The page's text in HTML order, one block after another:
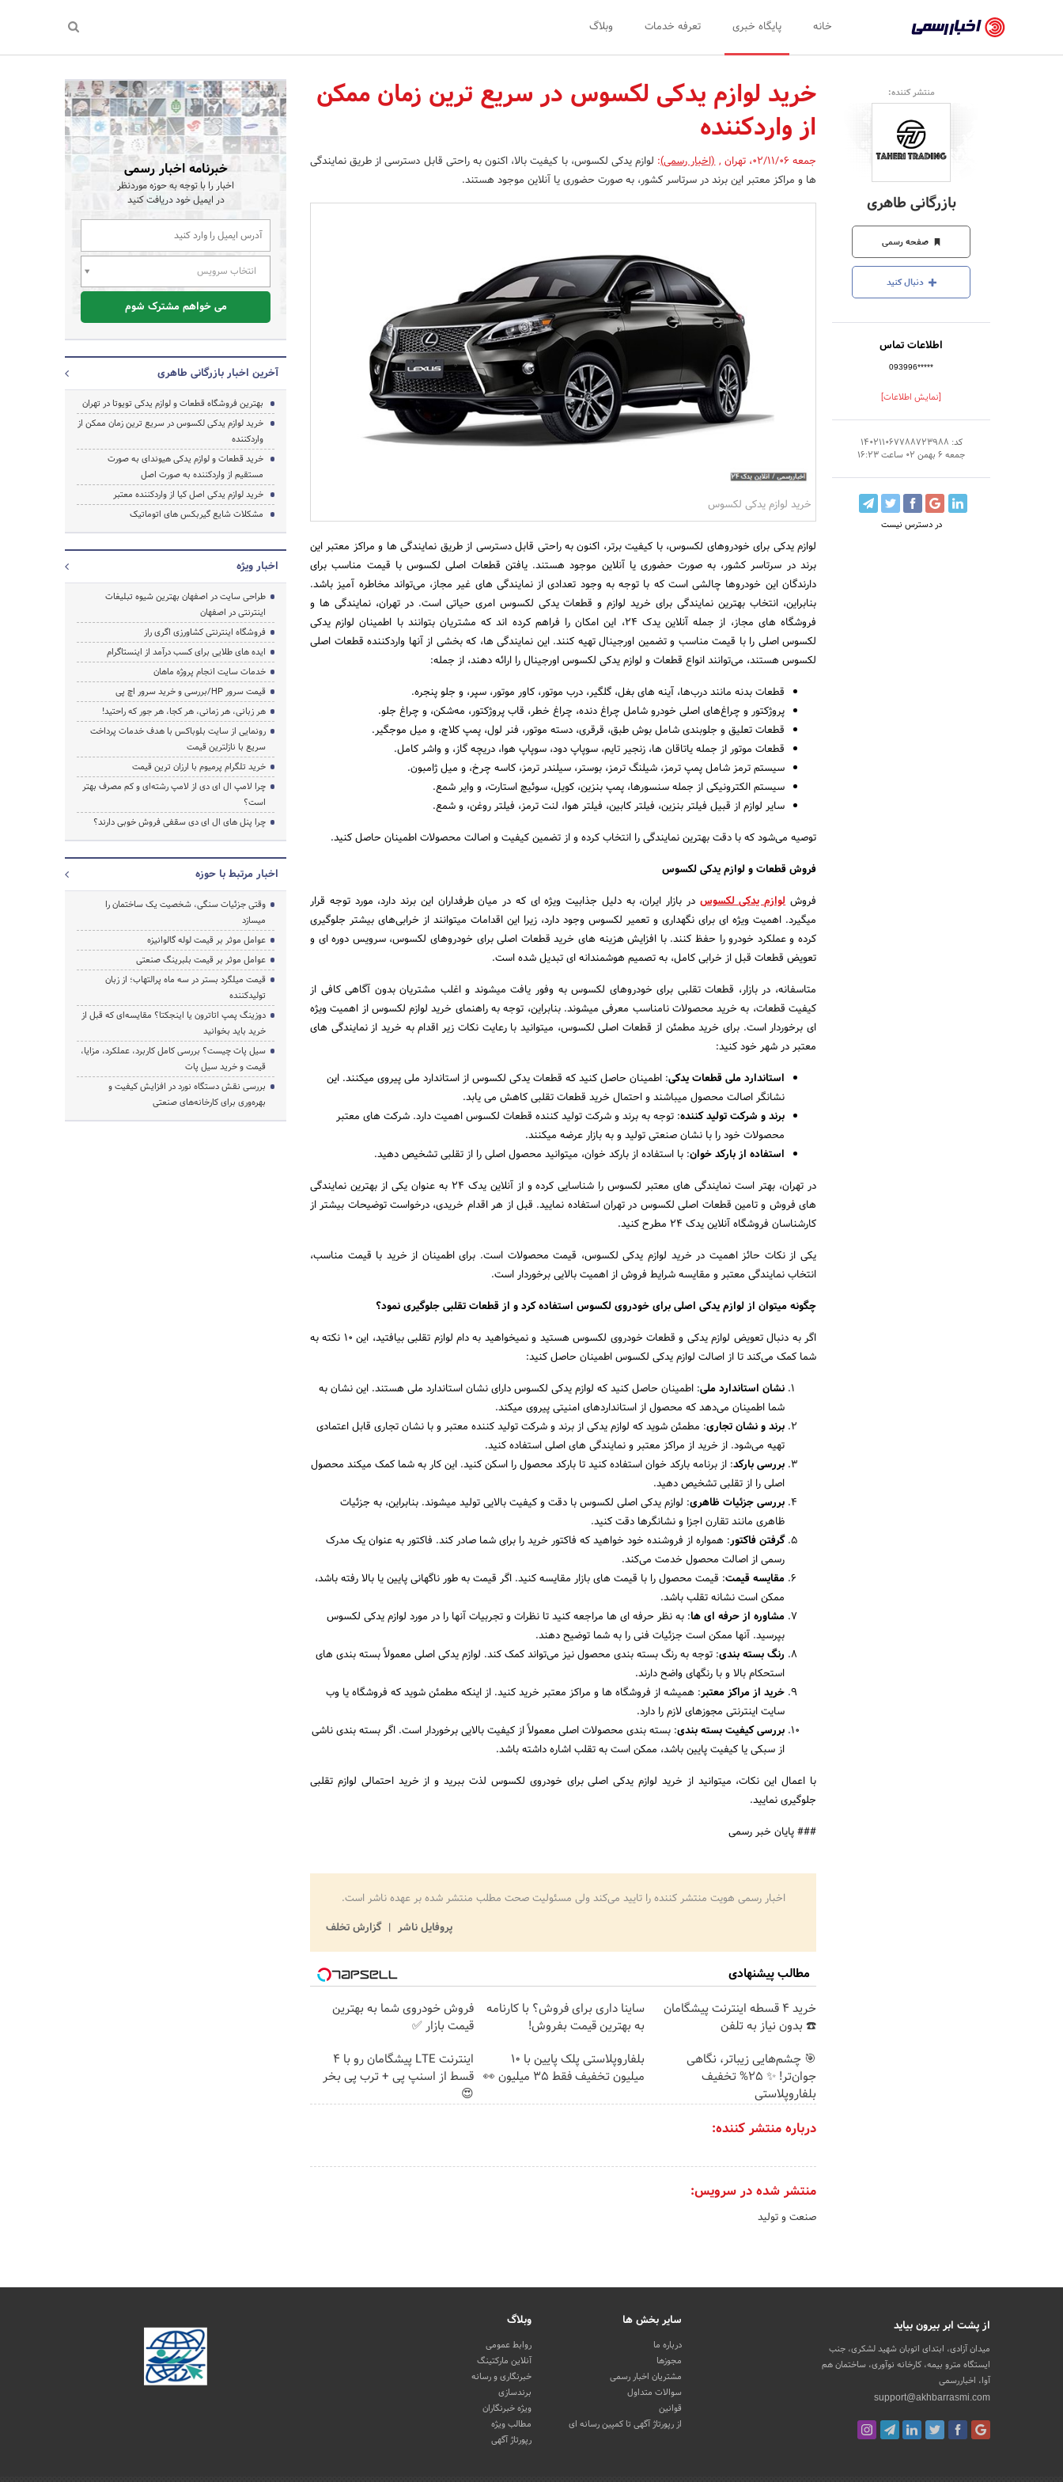
رسمی
-
اخبار
تایید
شده
شرکت‌ها،
سازمان‌ها
و
روابط
عمومی‌ها
خانه پایگاه خبری تعرفه خدمات وبلاگ
جستجو
منتشر کننده:
بازرگانی طاهری
صفحه رسمی
دنبال کنید
اطلاعات تماس
093996*****
[نمایش اطلاعات]
کد: 140211067788723988
جمعه 6 بهمن 02 ساعت 16:23
در دسترس نیست
خرید لوازم یدکی لکسوس در سریع ترین زمان ممکن
از واردکننده
جمعه 02/11/06 ،تهران ,(اخبار رسمی): لوازم یدکی لکسوس، با کیفیت بالا، اکنون به راحتی قابل دسترسی از طریق نمایندگی‌
ها و مراکز معتبر این برند در سرتاسر کشور، به صورت حضوری یا آنلاین موجود هستند.
خرید لوازم یدکی لکسوس
لوازم یدکی برای خودروهای لکسوس، با کیفیت برتر، اکنون به راحتی قابل دسترسی از طریق نمایندگی‌ ها و مراکز معتبر این
برند در سرتاسر کشور، به صورت حضوری یا آنلاین موجود هستند. یافتن قطعات اصلی لکسوس با قیمت مناسب برای
دارندگان این خودروها چالشی است که با توجه به وجود تعدادی از نمایندگی‌ های غیر مجاز، می‌تواند مخاطره‌ آمیز باشد.
بنابراین، انتخاب بهترین نمایندگی برای خرید لوازم و قطعات یدکی لکسوس امری حیاتی است. در تهران، نمایندگی‌ ها و
فروشگاه‌ های مجاز، از جمله آنلاین یدک ۲۴، این امکان را فراهم کرده‌ اند که مشتریان بتوانند با اطمینان لوازم یدکی
لکسوس اصلی را با قیمت مناسب و تضمین اورجینال تهیه کنند. این نمایندگی‌ ها، که بخشی از آنها واردکننده قطعات اصلی
لکسوس هستند، می‌توانند انواع قطعات و لوازم یدکی لکسوس اورجینال را ارائه دهند، از جمله:
قطعات بدنه مانند درب‌ها، آینه‌ های بغل، گلگیر، درب موتور، کاور موتور، سپر، و جلو پنجره.
پروژکتور و چراغ‌های اصلی خودرو شامل چراغ دنده، چراغ خطر، قاب پروژکتور، مه‌شکن، و چراغ جلو.
قطعات تعلیق و جلوبندی شامل بوش طبق، قرقری، دسته موتور، فنر لول، پمپ کلاچ، و میل موجگیر.
قطعات موتور از جمله یاتاقان‌ ها، زنجیر تایم، سوپاپ دود، سوپاپ هوا، دریچه گاز، و واشر کامل.
سیستم ترمز شامل پمپ ترمز، شیلنگ ترمز، بوستر، سیلندر ترمز، کاسه چرخ، و میل ژامبون.
سیستم الکترونیکی از جمله سنسورها، پمپ بنزین، کویل، سوئیچ استارت، و وایر شمع.
سایر لوازم از قبیل فیلتر بنزین، فیلتر کابین، فیلتر هوا، لنت ترمز، فیلتر روغن، و شمع.
توصیه می‌شود که با دقت بهترین نمایندگی را انتخاب کرده و از تضمین کیفیت و اصالت محصولات اطمینان حاصل کنید.
فروش قطعات و لوازم یدکی لکسوس
فروشلوازم یدکی لکسوس در بازار ایران، به دلیل جذابیت ویژه‌ ای که در میان طرفداران این برند دارد، مورد توجه قرار
میگیرد. اهمیت ویژه‌ ای برای نگهداری و تعمیر لکسوس وجود دارد، زیرا این اقدامات میتوانند از خرابی‌های بیشتر جلوگیری
کرده و عملکرد خودرو را حفظ کنند. با افزایش هزینه‌ های خرید قطعات اصلی برای خودروهای لکسوس، سرویس دوره‌ ای و
تعویض قطعات قبل از خرابی کامل، به تصمیم هوشمندانه‌ ای تبدیل شده است.
متاسفانه، در بازار، قطعات تقلبی برای خودروهای لکسوس به وفور یافت میشوند و اغلب مشتریان بدون آگاهی کافی از
کیفیت قطعات، به خرید محصولات نامناسب معرفی میشوند. بنابراین، توجه به راهنمای خرید لوازم لکسوس از اهمیت ویژه‌
ای برخوردار است. برای خرید مطمئن از قطعات اصلی لکسوس، میتوانید با رعایت نکات زیر اقدام به خرید از نمایندگی‌ های
معتبر در شهر خود کنید:
استاندارد ملی قطعات یدکی: اطمینان حاصل کنید که قطعات یدکی لکسوس از استاندارد ملی پیروی میکنند. این
نشانگر اصالت محصول میباشند و احتمال خرید قطعات تقلبی کاهش می‌ یابد.
برند و شرکت تولید کننده: توجه به برند و شرکت تولید کننده قطعات لکسوس اهمیت دارد. شرکت‌ های معتبر
محصولات خود را با نشان صنعتی تولید و به بازار عرضه میکنند.
استفاده از بارکد خوان: با استفاده از بارکد خوان، میتوانید محصول اصلی را از تقلبی تشخیص دهید.
در تهران، بهتر است نمایندگی‌ های معتبر لکسوس را شناسایی کرده و از آنلاین یدک ۲۴ به عنوان یکی از بهترین نمایندگی‌
های فروش و تامین قطعات اصلی لکسوس در تهران استفاده نمایید. قبل از هر اقدام خریدی، درخواست توضیحات بیشتر از
کارشناسان فروشگاه آنلاین یدک ۲۴ مطرح کنید.
یکی از نکات حائز اهمیت در خرید لوازم یدکی لکسوس، قیمت محصولات است. برای اطمینان از خرید با قیمت مناسب،
انتخاب نمایندگی معتبر و مقایسه شرایط فروش از اهمیت بالایی برخوردار است.
چگونه میتوان از لوازم یدکی اصلی برای خودروی لکسوس استفاده کرد و از قطعات تقلبی جلوگیری نمود؟
اگر به دنبال تعویض لوازم یدکی و قطعات خودروی لکسوس هستید و نمیخواهید به دام لوازم تقلبی بیافتید، این ۱۰ نکته به
شما کمک می‌کند تا از اصالت لوازم یدکی لکسوس اطمینان حاصل کنید:
نشان استاندارد ملی: اطمینان حاصل کنید که لوازم یدکی لکسوس دارای نشان استاندارد ملی هستند. این نشان به
شما اطمینان می‌دهد که محصول از استانداردهای امنیتی پیروی میکند.
برند و نشان تجاری: مطمئن شوید که لوازم یدکی از برند و شرکت تولید کننده معتبر و با نشان تجاری قابل اعتمادی
تهیه می‌شود. از خرید از مراکز معتبر و نمایندگی‌ های اصلی استفاده کنید.
بررسی بارکد: از برنامه بارکد خوان استفاده کنید تا بارکد محصول را اسکن کنید. این کار به شما کمک میکند محصول
اصلی را از تقلبی تشخیص دهید.
بررسی جزئیات ظاهری: لوازم یدکی اصلی لکسوس با دقت و کیفیت بالایی تولید میشوند. بنابراین، به جزئیات
ظاهری مانند تقارن اجزا و نشانگرها دقت کنید.
گرفتن فاکتور: همواره از فروشنده خود خواهید که فاکتور خرید را برای شما صادر کند. فاکتور به عنوان یک مدرک
رسمی از اصالت محصول خدمت می‌کند.
مقایسه قیمت: قیمت محصول را با قیمت‌ های بازار مقایسه کنید. اگر قیمت به طور ناگهانی پایین یا بالا رفته باشد،
ممکن است نشانه تقلب باشد.
مشاوره از حرفه‌ ای‌ ها: به نظر حرفه‌ ای‌ ها مراجعه کنید تا نظرات و تجربیات آنها را در مورد لوازم یدکی لکسوس
بپرسید. آنها ممکن است جزئیات فنی را به شما توضیح دهند.
رنگ بسته‌ بندی: توجه به رنگ بسته‌ بندی محصول نیز می‌تواند کمک کند. لوازم یدکی اصلی معمولاً بسته‌ بندی‌ های
استحکام بالا و با رنگهای واضح دارند.
خرید از مراکز معتبر: همیشه از فروشگاه‌ ها و مراکز معتبر خرید کنید. از اینکه مطمئن شوید که فروشگاه یا وب‌
سایت اینترنتی مجوزهای لازم را دارد.
بررسی کیفیت بسته‌ بندی: بسته‌ بندی محصولات اصلی معمولاً از کیفیت بالایی برخوردار است. اگر بسته‌ بندی ناشی
از سبکی یا کیفیت پایین باشد، ممکن است به تقلب اشاره داشته باشد.
با اعمال این نکات، میتوانید از خرید لوازم یدکی اصلی برای خودروی لکسوس لذت ببرید و از خرید احتمالی لوازم تقلبی
جلوگیری نمایید.
### پایان خبر رسمی
اخبار رسمی هویت منتشر کننده را تایید می‌کند ولی مسئولیت صحت مطلب منتشر شده بر عهده ناشر است.
پروفایل ناشر
گزارش تخلف
مطالب پیشنهادی
خرید 4 قسطه اینترنت پیشگامان
☎️ بدون نیاز به تلفن
ساینا داری برای فروش؟ با کارنامه
به بهترین قیمت بفروش!
فروش خودروی شما به بهترین
قیمت بازار ✅
🎯 چشم‌هایی زیباتر، نگاهی
جوان‌تر! ✨ 25% تخفیف
بلفاروپلاستی
بلفاروپلاستی پلک پایین با ۱۰
میلیون تخفیف فقط 3۵ میلیون 👀
اینترنت LTE پیشگامان رو با 4
قسط از اسنپ پی + ترب پی بخر
😍
درباره منتشر کننده:
منتشر شده در سرویس:
صنعت و تولید
خبرنامه اخبار رسمی
اخبار را با توجه به حوزه موردنظر
در ایمیل خود دریافت کنید
انتخاب سرویس
می خواهم مشترک شوم
آخرین اخبار بازرگانی طاهری
بهترین فروشگاه قطعات و لوازم یدکی تویوتا در تهران
خرید لوازم یدکی لکسوس در سریع ترین زمان ممکن از
واردکننده
خرید قطعات و لوازم یدکی هیوندای به صورت
مستقیم از واردکننده به صورت اصل
خرید لوازم یدکی اصل کیا از واردکننده معتبر
مشکلات شایع گیربکس های اتوماتیک
اخبار ویژه
طراحی سایت در اصفهان بهترین شیوه تبلیغات
اینترنتی در اصفهان
فروشگاه اینترنتی کشاورزی اگری راز
ایده های طلایی برای کسب درآمد از اینستاگرام
خدمات سایت انجام پروژه ماهان
قیمت سرور HP/بررسی و خرید سرور اچ پی
هر زبانی، هر زمانی، هر کجا، هر جور که راحتید!
رونمایی از سایت بلوباکس با هدف خدمات پرداخت
سریع با نازلترین قیمت
خرید تلگرام پرمیوم با ارزان ترین قیمت
چرا لامپ ال ای دی از لامپ رشته‌ای و کم مصرف بهتر
است؟
چرا پنل های ال ای دی سقفی فروش خوبی دارند؟
اخبار مرتبط با حوزه
وقتی جزئیات سنگی، شخصیت یک ساختمان را
میسازد
عوامل موثر بر قیمت لوله گالوانیزه
عوامل موثر بر قیمت بلبرینگ صنعتی
قیمت میلگرد بستر در سه ماه پرالتهاب؛ از زبان
تولیدکننده
دوزینگ پمپ اتاترون یا اینجکتا؟ مقایسه‌ای که قبل از
خرید باید بخوانید
سیل پات چیست؟ بررسی کامل کاربرد، عملکرد، مزایا،
قیمت و خرید سیل پات
بررسی نقش دستگاه نورد در افزایش کیفیت و
بهره‌وری برای کارخانه‌های صنعتی
از پشت ابر بیرون بیاید
میدان آزادی، ابتدای اتوبان شهید لشکری، جنب
ایستگاه مترو بیمه، کارخانه نوآوری، ساختمان هم
آوا، اخباررسمی
support@akhbarrasmi.com
سایر بخش ها
درباره ما
مجوزها
مشتریان اخبار رسمی
سوالات متداول
قوانین
از رپورتاژ آگهی تا کمپین رسانه ای
وبلاگ
روابط عمومی
آنلاین مارکتینگ
خبرنگاری و رسانه
برندسازی
ویژه خبرنگاران
مطالب ویژه
رپورتاژ آگهی